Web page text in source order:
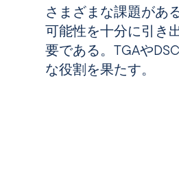
さまざまな課題があ
可能性を十分に引き
要である。TGAや
な役割を果たす。